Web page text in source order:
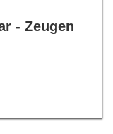
- Zeugen